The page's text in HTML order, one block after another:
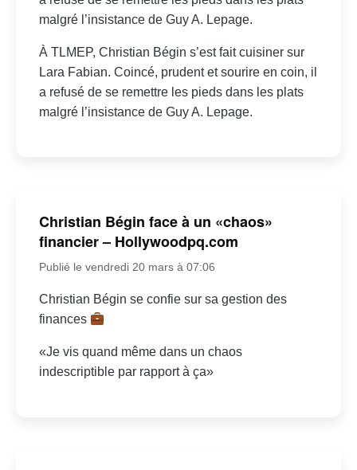
malgré l’insistance de Guy A. Lepage.
À TLMEP, Christian Bégin s’est fait cuisiner sur
Lara Fabian. Coincé, prudent et sourire en coin, il
a refusé de se remettre les pieds dans les plats
malgré l’insistance de Guy A. Lepage.
Christian Bégin face à un «chaos»
financier – Hollywoodpq.com
Publié le vendredi 20 mars à 07:06
Christian Bégin se confie sur sa gestion des
finances
«Je vis quand même dans un chaos
indescriptible par rapport à ça»